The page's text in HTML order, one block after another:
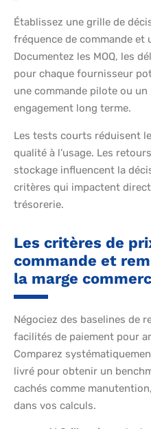
Établissez une grille de
fréquence de commande et
Documentez les MOQ, les
pour chaque fournisseur
une commande pilote ou
engagement long terme.
Les tests courts réduisent
qualité à l’usage. Les
stockage influencent la
critères qui impactent
trésorerie.
Les critères de
commande et
la marge
Négociez des baselines de
facilités de paiement pour
Comparez
livré pour obtenir un
cachés comme
dans vos calculs.